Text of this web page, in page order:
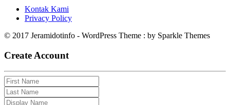
Kontak Kami
Privacy Policy
© 2017 Jeramidotinfo - WordPress Theme : by Sparkle Themes
Create Account